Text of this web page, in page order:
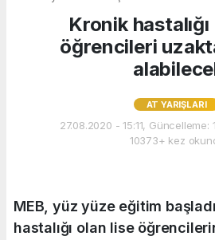
Kronik
öğrencileri
AT YARIŞLARI
27.08.2020 - 15:11, Güncelleme:
10373+ kez
MEB, yüz yüze eğitim
hastalığı olan lise